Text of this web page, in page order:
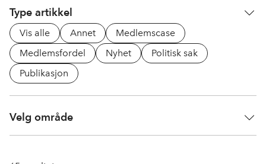
Type artikkel
Vis alle Annet
Medlemscase
Medlemsfordel
Nyhet
Politisk sak
Publikasjon
Velg område